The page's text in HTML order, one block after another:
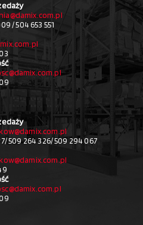
/ 504 653 551
509 264 326/ 509 294 067